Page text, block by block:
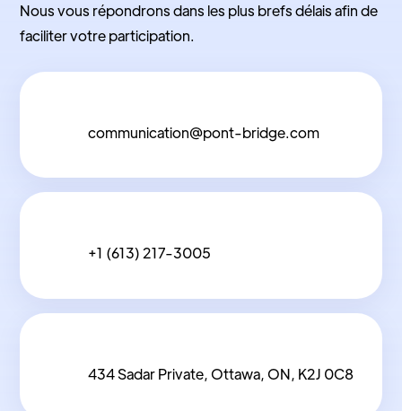
Nous vous répondrons dans les plus brefs délais afin de
faciliter votre participation.
communication@pont-bridge.com
+1 (613) 217-3005
434 Sadar Private, Ottawa, ON, K2J 0C8